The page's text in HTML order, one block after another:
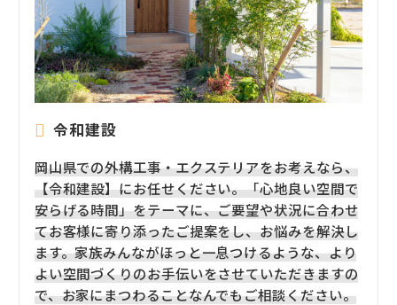
令和建設
岡山県での外構工事・エクステリアをお考えなら、
【令和建設】にお任せください。「心地良い空間で
安らげる時間」をテーマに、ご要望や状況に合わせ
てお客様に寄り添ったご提案をし、お悩みを解決し
ます。家族みんながほっと一息つけるような、より
よい空間づくりのお手伝いをさせていただきますの
で、お家にまつわることなんでもご相談ください。